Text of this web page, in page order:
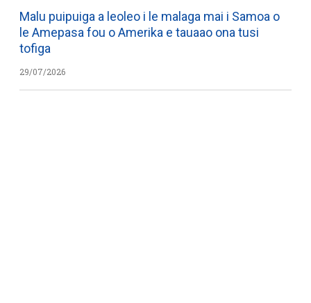
Malu puipuiga a leoleo i le malaga mai i Samoa o
le Amepasa fou o Amerika e tauaao ona tusi
tofiga
29/07/2026